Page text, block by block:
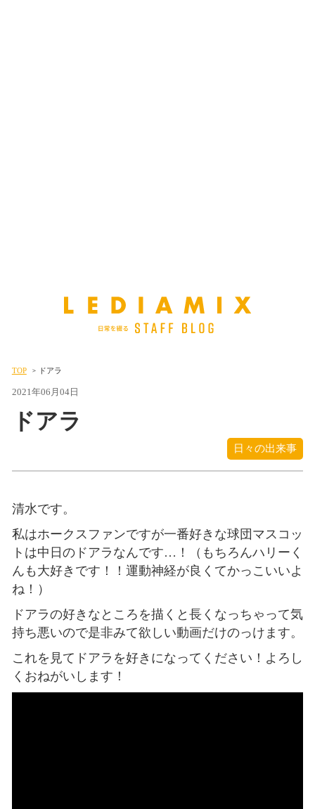
TOP ドアラ
2021年06月04日
ドアラ
日々の出来事
清水です。
私はホークスファンですが一番好きな球団マスコッ
トは中日のドアラなんです…！（もちろんハリーく
んも大好きです！！運動神経が良くてかっこいいよ
ね！）
ドアラの好きなところを描くと長くなっちゃって気
持ち悪いので是非みて欲しい動画だけのっけます。
これを見てドアラを好きになってください！よろし
くおねがいします！